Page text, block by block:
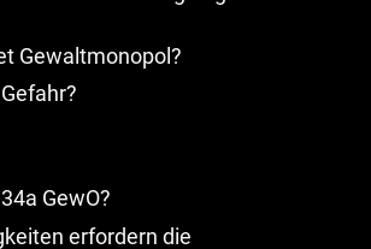
Gewaltmonopol?
GewO?
erfordern die